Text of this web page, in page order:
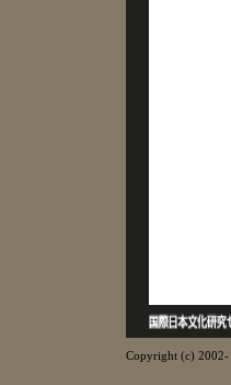
Copyright (c) 2002-